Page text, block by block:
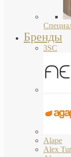
Бренды
3SC
Alape
Alex